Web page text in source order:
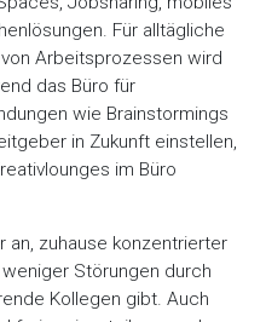
Für alltägliche
Arbeitsprozessen wird
das Büro für
wie Brainstormings
in Zukunft einstellen,
im Büro
an, zuhause konzentrierter
Störungen durch
Kollegen gibt. Auch